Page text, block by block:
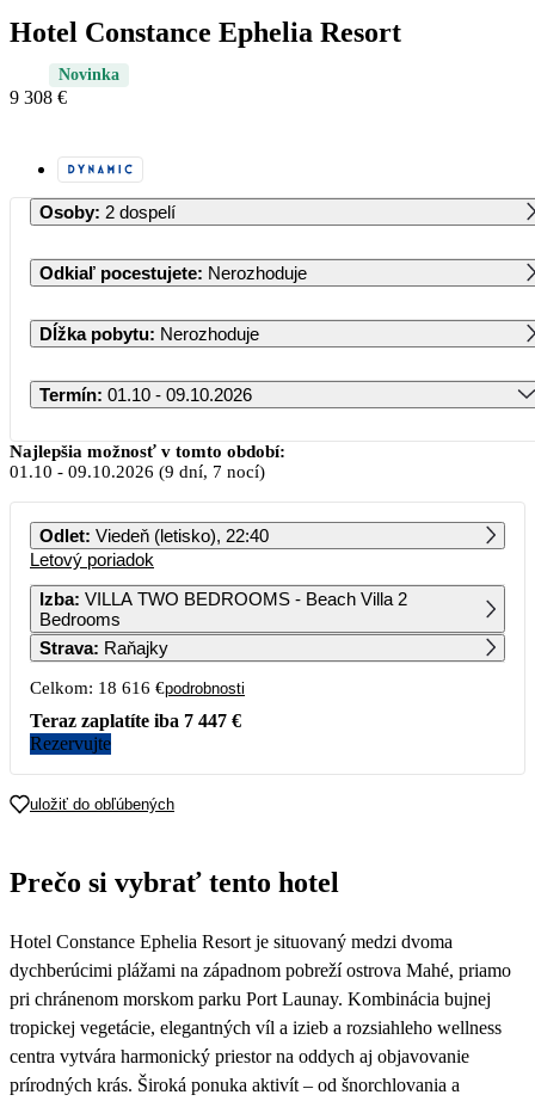
Hotel Constance Ephelia Resort
Novinka
9 308 €
Osoby: 2 dospelí
Odkiaľ pocestujete: Nerozhoduje
Dĺžka pobytu: Nerozhoduje
Termín: 01.10 - 09.10.2026
Október 2026
PO UT ST ŠT PI SO NE
9 308 9 366 9 301 7 634
5
8 487
6
7 423
7 8 9 10 11
12 13 14
26 27
Najlepšia možnosť v tomto období:
01.10 - 09.10.2026 (9 dní, 7 nocí)
Odlet: Viedeň (letisko), 22:40
Letový poriadok
Izba: VILLA TWO BEDROOMS - Beach Villa 2
Bedrooms
Strava: Raňajky
Celkom: 18 616 €podrobnosti
Teraz zaplatíte iba 7 447 €
Rezervujte
uložiť do obľúbených
Prečo si vybrať tento hotel
Hotel Constance Ephelia Resort je situovaný medzi dvoma
dychberúcimi plážami na západnom pobreží ostrova Mahé, priamo
pri chránenom morskom parku Port Launay. Kombinácia bujnej
tropickej vegetácie, elegantných víl a izieb a rozsiahleho wellness
centra vytvára harmonický priestor na oddych aj objavovanie
prírodných krás. Široká ponuka aktivít – od šnorchlovania a